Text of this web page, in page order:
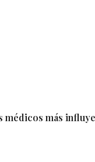
médicos más